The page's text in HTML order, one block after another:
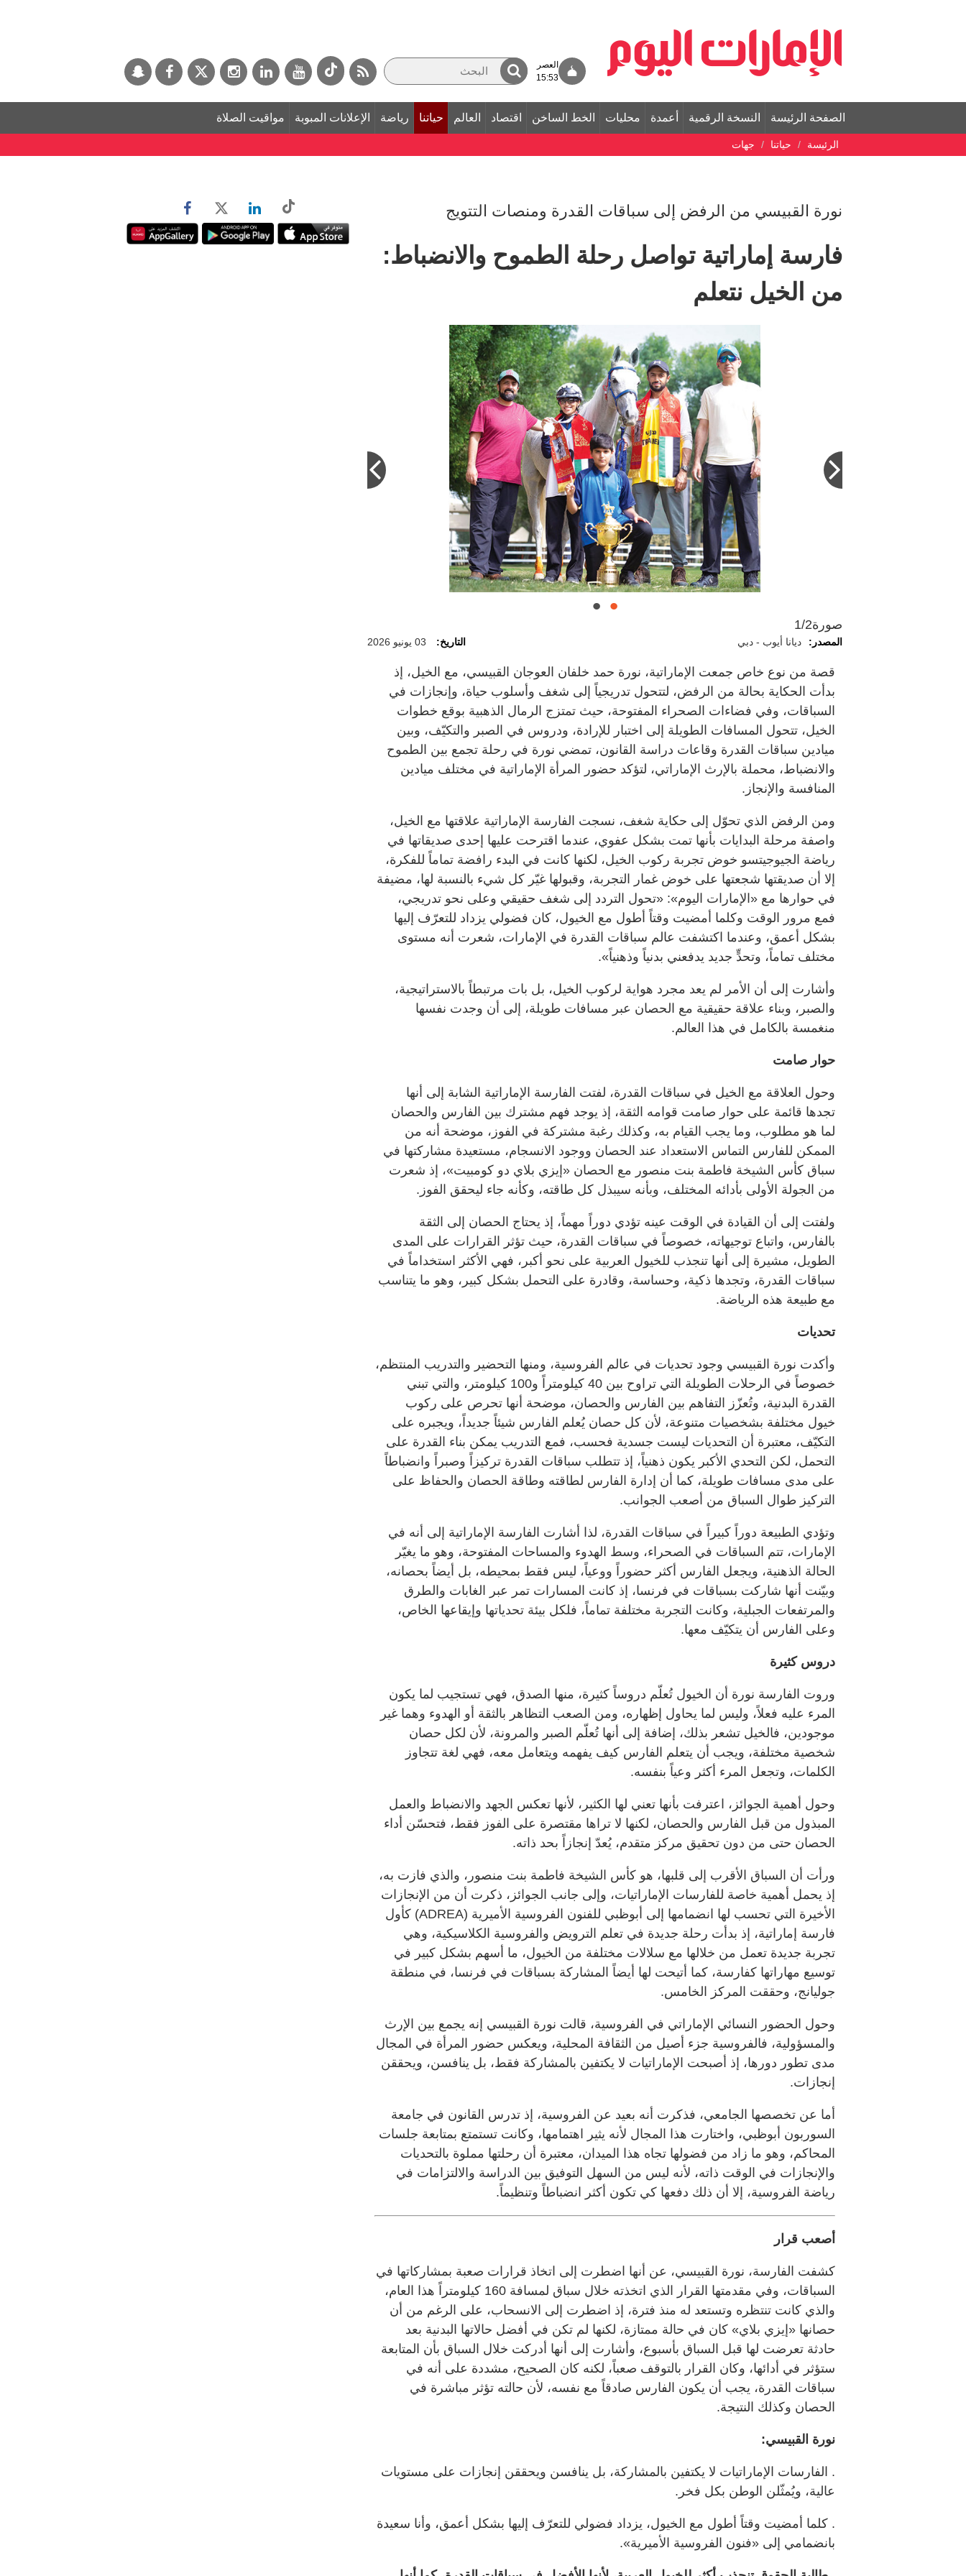
العصر
15:53
الصفحة الرئيسة النسخة الرقمية أعمدة محليات الخط الساخن اقتصاد العالم حياتنا رياضة الإعلانات المبوبة مواقيت الصلاة
الرئيسة حياتنا جهات
نورة القبيسي من الرفض إلى سباقات القدرة ومنصات التتويج
فارسة إماراتية تواصل رحلة الطموح والانضباط:
من الخيل نتعلم
«نورة » أكدت أن الفروسية جزء أصيل من الثقافة الإماراتية. من المصدر
صورة1/2
المصدر: ديانا أيوب - دبي التاريخ: 03 يونيو 2026
قصة من نوع خاص جمعت الإماراتية، نورة حمد خلفان العوجان القبيسي، مع الخيل، إذ
بدأت الحكاية بحالة من الرفض، لتتحول تدريجياً إلى شغف وأسلوب حياة، وإنجازات في
السباقات، وفي فضاءات الصحراء المفتوحة، حيث تمتزج الرمال الذهبية بوقع خطوات
الخيل، تتحول المسافات الطويلة إلى اختبار للإرادة، ودروس في الصبر والتكيّف، وبين
ميادين سباقات القدرة وقاعات دراسة القانون، تمضي نورة في رحلة تجمع بين الطموح
والانضباط، محملة بالإرث الإماراتي، لتؤكد حضور المرأة الإماراتية في مختلف ميادين
المنافسة والإنجاز.
ومن الرفض الذي تحوّل إلى حكاية شغف، نسجت الفارسة الإماراتية علاقتها مع الخيل،
واصفة مرحلة البدايات بأنها تمت بشكل عفوي، عندما اقترحت عليها إحدى صديقاتها في
رياضة الجيوجيتسو خوض تجربة ركوب الخيل، لكنها كانت في البدء رافضة تماماً للفكرة،
إلا أن صديقتها شجعتها على خوض غمار التجربة، وقبولها غيّر كل شيء بالنسبة لها، مضيفة
في حوارها مع «الإمارات اليوم»: «تحول التردد إلى شغف حقيقي وعلى نحو تدريجي،
فمع مرور الوقت وكلما أمضيت وقتاً أطول مع الخيول، كان فضولي يزداد للتعرّف إليها
بشكل أعمق، وعندما اكتشفت عالم سباقات القدرة في الإمارات، شعرت أنه مستوى
مختلف تماماً، وتحدٍّ جديد يدفعني بدنياً وذهنياً».
وأشارت إلى أن الأمر لم يعد مجرد هواية لركوب الخيل، بل بات مرتبطاً بالاستراتيجية،
والصبر، وبناء علاقة حقيقية مع الحصان عبر مسافات طويلة، إلى أن وجدت نفسها
منغمسة بالكامل في هذا العالم.
حوار صامت
وحول العلاقة مع الخيل في سباقات القدرة، لفتت الفارسة الإماراتية الشابة إلى أنها
تجدها قائمة على حوار صامت قوامه الثقة، إذ يوجد فهم مشترك بين الفارس والحصان
لما هو مطلوب، وما يجب القيام به، وكذلك رغبة مشتركة في الفوز، موضحة أنه من
الممكن للفارس التماس الاستعداد عند الحصان ووجود الانسجام، مستعيدة مشاركتها في
سباق كأس الشيخة فاطمة بنت منصور مع الحصان «إيزي بلاي دو كومبيت»، إذ شعرت
من الجولة الأولى بأدائه المختلف، وبأنه سيبذل كل طاقته، وكأنه جاء ليحقق الفوز.
ولفتت إلى أن القيادة في الوقت عينه تؤدي دوراً مهماً، إذ يحتاج الحصان إلى الثقة
بالفارس، واتباع توجيهاته، خصوصاً في سباقات القدرة، حيث تؤثر القرارات على المدى
الطويل، مشيرة إلى أنها تنجذب للخيول العربية على نحو أكبر، فهي الأكثر استخداماً في
سباقات القدرة، وتجدها ذكية، وحساسة، وقادرة على التحمل بشكل كبير، وهو ما يتناسب
مع طبيعة هذه الرياضة.
تحديات
وأكدت نورة القبيسي وجود تحديات في عالم الفروسية، ومنها التحضير والتدريب المنتظم،
خصوصاً في الرحلات الطويلة التي تراوح بين 40 كيلومتراً و100 كيلومتر، والتي تبني
القدرة البدنية، وتُعزّز التفاهم بين الفارس والحصان، موضحة أنها تحرص على ركوب
خيول مختلفة بشخصيات متنوعة، لأن كل حصان يُعلم الفارس شيئاً جديداً، ويجبره على
التكيّف، معتبرة أن التحديات ليست جسدية فحسب، فمع التدريب يمكن بناء القدرة على
التحمل، لكن التحدي الأكبر يكون ذهنياً، إذ تتطلب سباقات القدرة تركيزاً وصبراً وانضباطاً
على مدى مسافات طويلة، كما أن إدارة الفارس لطاقته وطاقة الحصان والحفاظ على
التركيز طوال السباق من أصعب الجوانب.
وتؤدي الطبيعة دوراً كبيراً في سباقات القدرة، لذا أشارت الفارسة الإماراتية إلى أنه في
الإمارات، تتم السباقات في الصحراء، وسط الهدوء والمساحات المفتوحة، وهو ما يغيّر
الحالة الذهنية، ويجعل الفارس أكثر حضوراً ووعياً، ليس فقط بمحيطه، بل أيضاً بحصانه،
وبيّنت أنها شاركت بسباقات في فرنسا، إذ كانت المسارات تمر عبر الغابات والطرق
والمرتفعات الجبلية، وكانت التجربة مختلفة تماماً، فلكل بيئة تحدياتها وإيقاعها الخاص،
وعلى الفارس أن يتكيّف معها.
دروس كثيرة
وروت الفارسة نورة أن الخيول تُعلّم دروساً كثيرة، منها الصدق، فهي تستجيب لما يكون
المرء عليه فعلاً، وليس لما يحاول إظهاره، ومن الصعب التظاهر بالثقة أو الهدوء وهما غير
موجودين، فالخيل تشعر بذلك، إضافة إلى أنها تُعلّم الصبر والمرونة، لأن لكل حصان
شخصية مختلفة، ويجب أن يتعلم الفارس كيف يفهمه ويتعامل معه، فهي لغة تتجاوز
الكلمات، وتجعل المرء أكثر وعياً بنفسه.
وحول أهمية الجوائز، اعترفت بأنها تعني لها الكثير، لأنها تعكس الجهد والانضباط والعمل
المبذول من قبل الفارس والحصان، لكنها لا تراها مقتصرة على الفوز فقط، فتحسّن أداء
الحصان حتى من دون تحقيق مركز متقدم، يُعدّ إنجازاً بحد ذاته.
ورأت أن السباق الأقرب إلى قلبها، هو كأس الشيخة فاطمة بنت منصور، والذي فازت به،
إذ يحمل أهمية خاصة للفارسات الإماراتيات، وإلى جانب الجوائز، ذكرت أن من الإنجازات
الأخيرة التي تحسب لها انضمامها إلى أبوظبي للفنون الفروسية الأميرية (ADREA) كأول
فارسة إماراتية، إذ بدأت رحلة جديدة في تعلم الترويض والفروسية الكلاسيكية، وهي
تجربة جديدة تعمل من خلالها مع سلالات مختلفة من الخيول، ما أسهم بشكل كبير في
توسيع مهاراتها كفارسة، كما أتيحت لها أيضاً المشاركة بسباقات في فرنسا، في منطقة
جوليانج، وحققت المركز الخامس.
وحول الحضور النسائي الإماراتي في الفروسية، قالت نورة القبيسي إنه يجمع بين الإرث
والمسؤولية، فالفروسية جزء أصيل من الثقافة المحلية، ويعكس حضور المرأة في المجال
مدى تطور دورها، إذ أصبحت الإماراتيات لا يكتفين بالمشاركة فقط، بل ينافسن، ويحققن
إنجازات.
أما عن تخصصها الجامعي، فذكرت أنه بعيد عن الفروسية، إذ تدرس القانون في جامعة
السوربون أبوظبي، واختارت هذا المجال لأنه يثير اهتمامها، وكانت تستمتع بمتابعة جلسات
المحاكم، وهو ما زاد من فضولها تجاه هذا الميدان، معتبرة أن رحلتها مملوة بالتحديات
والإنجازات في الوقت ذاته، لأنه ليس من السهل التوفيق بين الدراسة والالتزامات في
رياضة الفروسية، إلا أن ذلك دفعها كي تكون أكثر انضباطاً وتنظيماً.
أصعب قرار
كشفت الفارسة، نورة القبيسي، عن أنها اضطرت إلى اتخاذ قرارات صعبة بمشاركاتها في
السباقات، وفي مقدمتها القرار الذي اتخذته خلال سباق لمسافة 160 كيلومتراً هذا العام،
والذي كانت تنتظره وتستعد له منذ فترة، إذ اضطرت إلى الانسحاب، على الرغم من أن
حصانها «إيزي بلاي» كان في حالة ممتازة، لكنها لم تكن في أفضل حالاتها البدنية بعد
حادثة تعرضت لها قبل السباق بأسبوع، وأشارت إلى أنها أدركت خلال السباق بأن المتابعة
ستؤثر في أدائها، وكان القرار بالتوقف صعباً، لكنه كان الصحيح، مشددة على أنه في
سباقات القدرة، يجب أن يكون الفارس صادقاً مع نفسه، لأن حالته تؤثر مباشرة في
الحصان وكذلك النتيجة.
نورة القبيسي:
. الفارسات الإماراتيات لا يكتفين بالمشاركة، بل ينافسن ويحققن إنجازات على مستويات
عالية، ويُمثّلن الوطن بكل فخر.
. كلما أمضيت وقتاً أطول مع الخيول، يزداد فضولي للتعرّف إليها بشكل أعمق، وأنا سعيدة
بانضمامي إلى «فنون الفروسية الأميرية».